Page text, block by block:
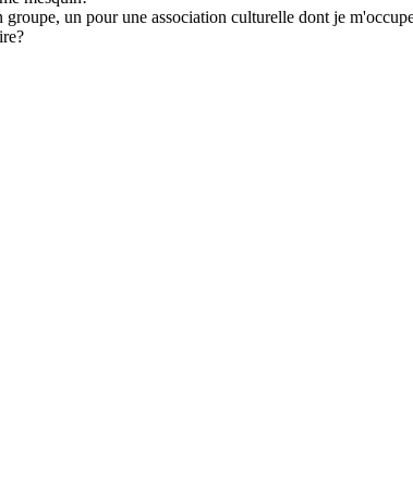
un pour une association culturelle dont je